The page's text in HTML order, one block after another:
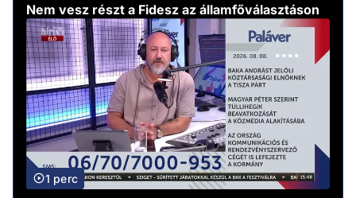
Nem vesz részt a Fidesz az államfőválasztáson
1 perc